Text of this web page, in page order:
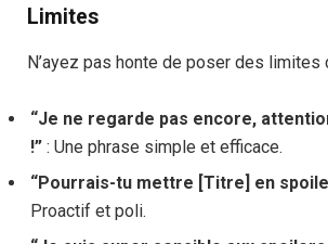
Limites
N’ayez pas honte de poser des limites
“Je ne regarde pas encore,
!” : Une phrase simple et efficace.
“Pourrais-tu mettre [Titre] en
Proactif et poli.